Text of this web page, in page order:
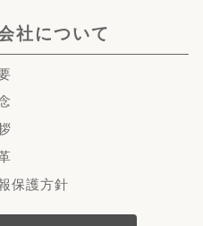
社について
保護方針